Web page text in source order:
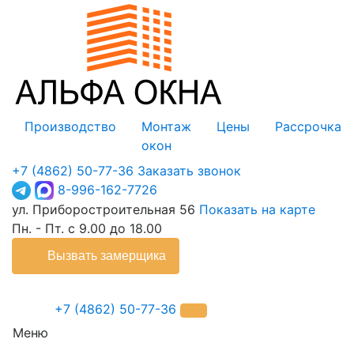
Производство
Монтаж
окон
Цены Рассрочка
+7 (4862) 50-77-36 Заказать звонок
8-996-162-7726
ул. Приборостроительная 56 Показать на карте
Пн. - Пт. с 9.00 до 18.00
Вызвать замерщика
+7 (4862) 50-77-36
Меню